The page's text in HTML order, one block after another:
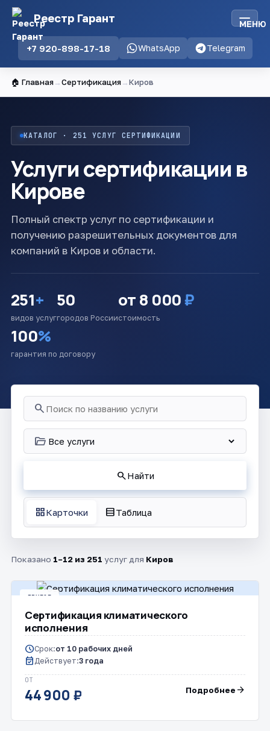
Реестр Гарант МЕНЮ
+7 920-898-17-18 WhatsApp Telegram
🏠 Главная→Сертификация→Киров
КАТАЛОГ · 251 УСЛУГ СЕРТИФИКАЦИИ
Услуги сертификации в
Кирове
Полный спектр услуг по сертификации и
получению разрешительных документов для
компаний в Киров и области.
251+
видов услуг
50
городов России
от 8 000₽
стоимость
100%
гарантия по договору
search
folder_open
searchНайти
grid_viewКарточки table_rowsТаблица
Показано 1–12 из 251 услуг для Киров
ДРУГОЕ
Сертификация климатического
исполнения
scheduleСрок:от 10 рабочих дней
event_available Действует:3 года
ОТ
44 900 ₽ Подробнее arrow_forward